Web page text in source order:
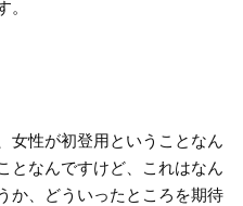
女性が初登用ということなん
となんですけど、これはなん
か、どういったところを期待